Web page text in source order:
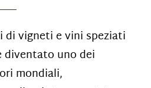
di vigneti e vini speziati
diventato uno dei
mondiali,